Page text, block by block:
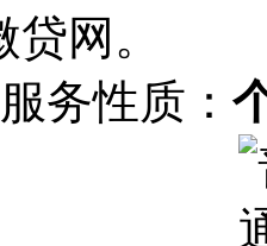
网。
服务性质：